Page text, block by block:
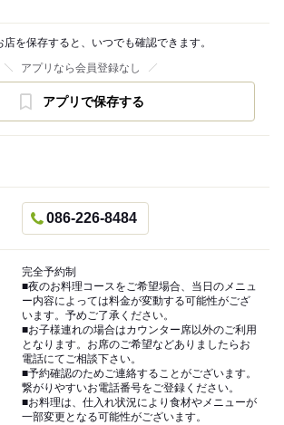
店を保存すると、いつでも確認できます。
アプリなら会員登録なし
アプリで保存する
086-226-8484
完全予約制
■夜のお料理コースをご希望場合、当日のメニュ
ー内容によっては料金が変動する可能性がござ
います。予めご了承ください。
■お子様連れの場合はカウンター席以外のご利用
となります。お席のご希望などありましたらお
電話にてご相談下さい。
■予約確認のためご連絡することがございます。
繋がりやすいお電話番号をご登録ください。
■お料理は、仕入れ状況により食材やメニューが
一部変更となる可能性がございます。